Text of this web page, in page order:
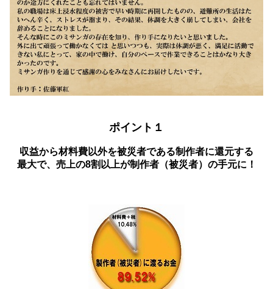
ポイント１
収益から材料費以外を被災者である制作者に還元する
最大で、売上の8割以上が制作者（被災者）の手元に！